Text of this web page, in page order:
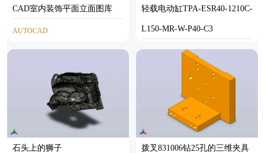
CAD室内装饰平面立面图库
AUTOCAD
轻载电动缸TPA-ESR40-1210C-
L150-MR-W-P40-C3
STEP
石头上的狮子 拨叉831006钻25孔的三维夹具